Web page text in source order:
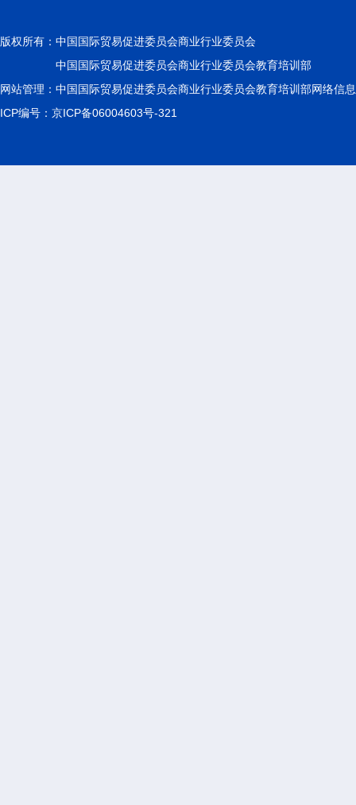
版权所有： 中国国际贸易促进委员会商业行业委员会
中国国际贸易促进委员会商业行业委员会教育培训部
网站管理：中国国际贸易促进委员会商业行业委员会教育培训部网络信
ICP编号：京ICP备06004603号-321